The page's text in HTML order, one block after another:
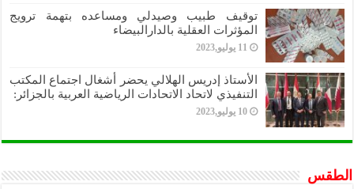
توقيف طبيب وصيدلي ومساعده بتهمة ترويج
المؤثرات العقلية بالدارالبيضاء
11 يوليو,2023
الأستاذ إدريس الهلالي يحضر أشغال اجتماع المكتب
التنفيذي لاتحاد الاتحادات الرياضية العربية بالجزائر:
10 يوليو,2023
الطقس